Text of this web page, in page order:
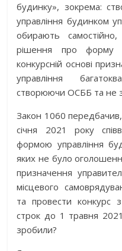
будинку», зокрема:
управління будинком
обирають
рішення про форму
конкурсній основі
управління
створюючи ОСББ та не
Закон 1060
січня 2021 року
формою управління
яких не було
призначення
місцевого
та провести конкурс
строк до 1 травня
зробили?